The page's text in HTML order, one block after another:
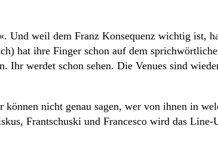
weil dem Franz Konsequenz wichtig ist,
hat ihre Finger schon auf dem
Ihr werdet schon sehen. Die Venues sind
nicht genau sagen, wer von ihnen in
Frantschuski und Francesco wird das